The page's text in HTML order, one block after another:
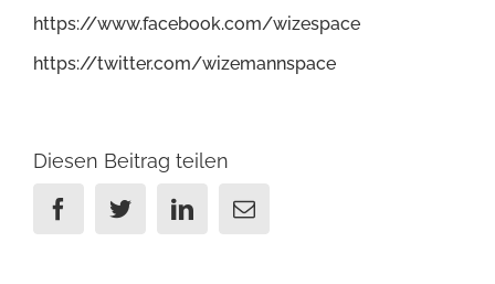
https://www.facebook.com/wizespace
https://twitter.com/wizemannspace
Diesen Beitrag teilen
FacebookTwitterLinkedinEmail